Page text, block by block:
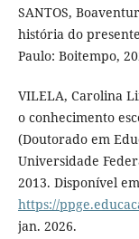
SANTOS,
história do
Paulo: Boitempo,
VILELA, Carolina
o conhecimento
(Doutorado em
Universidade
2013. Disponível
https://
jan. 2026.